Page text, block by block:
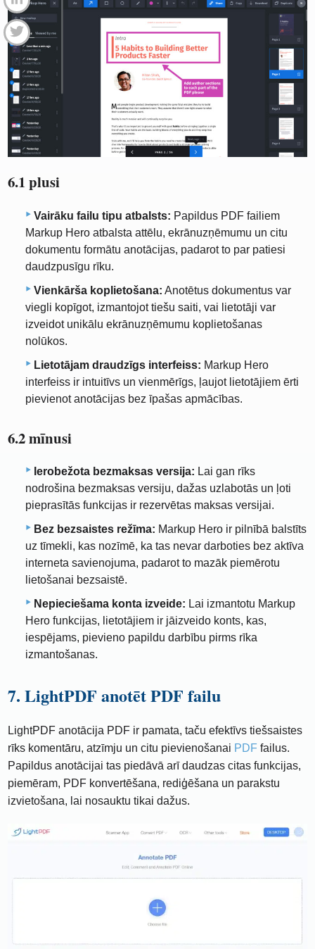
6.1 plusi
Vairāku failu tipu atbalsts: Papildus PDF failiem
Markup Hero atbalsta attēlu, ekrānuzņēmumu un citu
dokumentu formātu anotācijas, padarot to par patiesi
daudzpusīgu rīku.
Vienkārša koplietošana: Anotētus dokumentus var
viegli kopīgot, izmantojot tiešu saiti, vai lietotāji var
izveidot unikālu ekrānuzņēmumu koplietošanas
nolūkos.
Lietotājam draudzīgs interfeiss: Markup Hero
interfeiss ir intuitīvs un vienmērīgs, ļaujot lietotājiem ērti
pievienot anotācijas bez īpašas apmācības.
6.2 mīnusi
Ierobežota bezmaksas versija: Lai gan rīks
nodrošina bezmaksas versiju, dažas uzlabotās un ļoti
pieprasītās funkcijas ir rezervētas maksas versijai.
Bez bezsaistes režīma: Markup Hero ir pilnībā balstīts
uz tīmekli, kas nozīmē, ka tas nevar darboties bez aktīva
interneta savienojuma, padarot to mazāk piemērotu
lietošanai bezsaistē.
Nepieciešama konta izveide: Lai izmantotu Markup
Hero funkcijas, lietotājiem ir jāizveido konts, kas,
iespējams, pievieno papildu darbību pirms rīka
izmantošanas.
7. LightPDF anotēt PDF failu
LightPDF anotācija PDF ir pamata, taču efektīvs tiešsaistes
rīks komentāru, atzīmju un citu pievienošanai PDF failus.
Papildus anotācijai tas piedāvā arī daudzas citas funkcijas,
piemēram, PDF konvertēšana, rediģēšana un parakstu
izvietošana, lai nosauktu tikai dažus.